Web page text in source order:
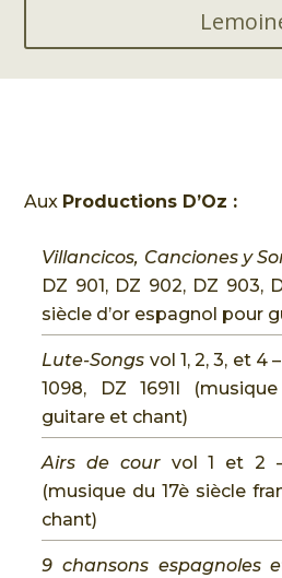
Aux Productions D’Oz :
Villancicos, Canciones y
DZ 901, DZ 902, DZ 903,
siècle d’or espagnol pour
Lute-Songs vol 1, 2, 3, et 4
1098, DZ 1691I
guitare et chant)
Airs de courvol 1 et 2 –
(musique du 17è siècle
chant)
9 chansons espagnoles